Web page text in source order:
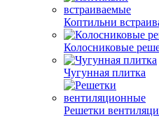
Коптильни
Колосниковые
Чугунная плитка
Решетки